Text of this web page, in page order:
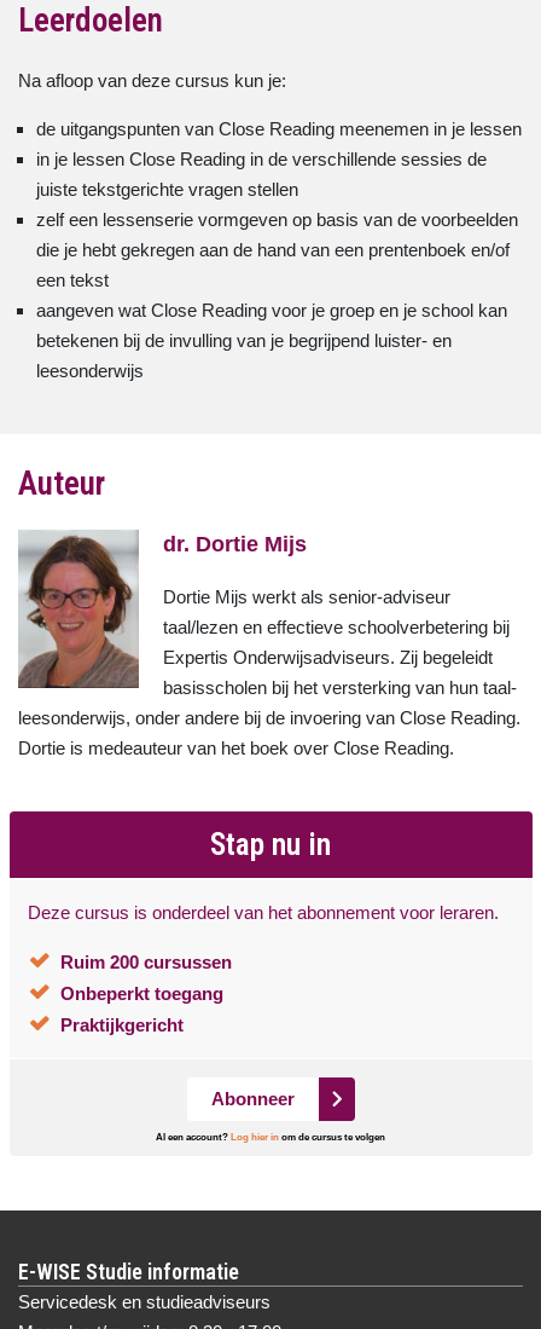
Leerdoelen
Na afloop van deze cursus kun je:
de uitgangspunten van Close Reading meenemen in je lessen
in je lessen Close Reading in de verschillende sessies de
juiste tekstgerichte vragen stellen
zelf een lessenserie vormgeven op basis van de voorbeelden
die je hebt gekregen aan de hand van een prentenboek en/of
een tekst
aangeven wat Close Reading voor je groep en je school kan
betekenen bij de invulling van je begrijpend luister- en
leesonderwijs
Auteur
dr. Dortie Mijs
Dortie Mijs werkt als senior-adviseur
taal/lezen en effectieve schoolverbetering bij
Expertis Onderwijsadviseurs. Zij begeleidt
basisscholen bij het versterking van hun taal-
leesonderwijs, onder andere bij de invoering van Close Reading.
Dortie is medeauteur van het boek over Close Reading.
Stap nu in
Deze cursus is onderdeel van het abonnement voor leraren.
Ruim 200 cursussen
Onbeperkt toegang
Praktijkgericht
Abonneer
Al een account? Log hier in om de cursus te volgen
E-WISE Studie informatie
Servicedesk en studieadviseurs